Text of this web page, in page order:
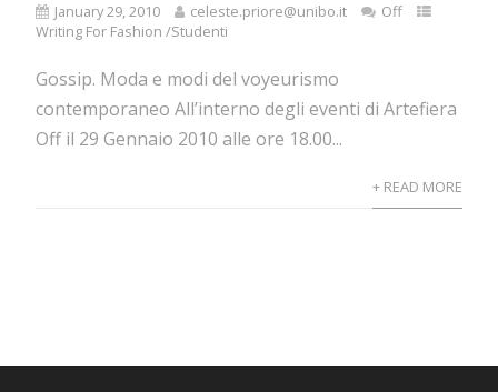
January 29, 2010 celeste.priore@unibo.it
Off
Writing For Fashion /Studenti
Gossip. Moda e modi del voyeurismo
contemporaneo All’interno degli eventi di Artefiera
Off il 29 Gennaio 2010 alle ore 18.00...
+ READ MORE